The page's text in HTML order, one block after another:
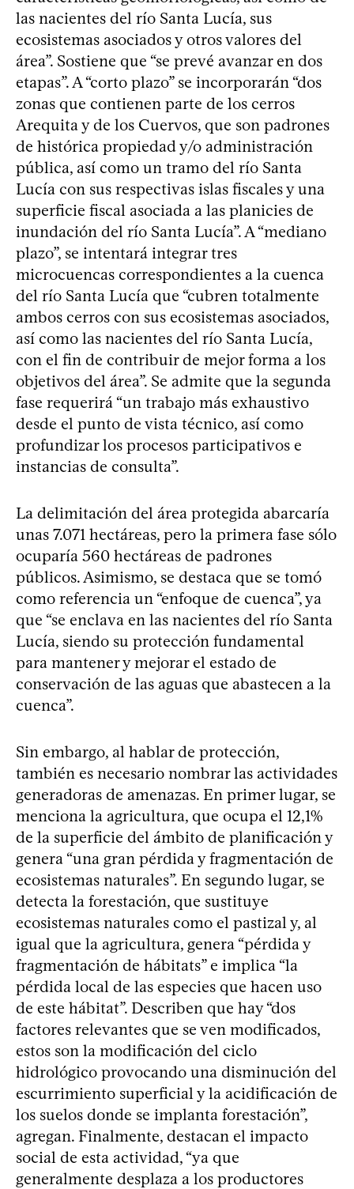
las nacientes del río Santa Lucía, sus
ecosistemas asociados y otros valores del
área”. Sostiene que “se prevé avanzar en dos
etapas”. A “corto plazo” se incorporarán “dos
zonas que contienen parte de los cerros
Arequita y de los Cuervos, que son padrones
de histórica propiedad y/o administración
pública, así como un tramo del río Santa
Lucía con sus respectivas islas fiscales y una
superficie fiscal asociada a las planicies de
inundación del río Santa Lucía”. A “mediano
plazo”, se intentará integrar tres
microcuencas correspondientes a la cuenca
del río Santa Lucía que “cubren totalmente
ambos cerros con sus ecosistemas asociados,
así como las nacientes del río Santa Lucía,
con el fin de contribuir de mejor forma a los
objetivos del área”. Se admite que la segunda
fase requerirá “un trabajo más exhaustivo
desde el punto de vista técnico, así como
profundizar los procesos participativos e
instancias de consulta”.
La delimitación del área protegida abarcaría
unas 7.071 hectáreas, pero la primera fase sólo
ocuparía 560 hectáreas de padrones
públicos. Asimismo, se destaca que se tomó
como referencia un “enfoque de cuenca”, ya
que “se enclava en las nacientes del río Santa
Lucía, siendo su protección fundamental
para mantener y mejorar el estado de
conservación de las aguas que abastecen a la
cuenca”.
Sin embargo, al hablar de protección,
también es necesario nombrar las actividades
generadoras de amenazas. En primer lugar, se
menciona la agricultura, que ocupa el 12,1%
de la superficie del ámbito de planificación y
genera “una gran pérdida y fragmentación de
ecosistemas naturales”. En segundo lugar, se
detecta la forestación, que sustituye
ecosistemas naturales como el pastizal y, al
igual que la agricultura, genera “pérdida y
fragmentación de hábitats” e implica “la
pérdida local de las especies que hacen uso
de este hábitat”. Describen que hay “dos
factores relevantes que se ven modificados,
estos son la modificación del ciclo
hidrológico provocando una disminución del
escurrimiento superficial y la acidificación de
los suelos donde se implanta forestación”,
agregan. Finalmente, destacan el impacto
social de esta actividad, “ya que
generalmente desplaza a los productores